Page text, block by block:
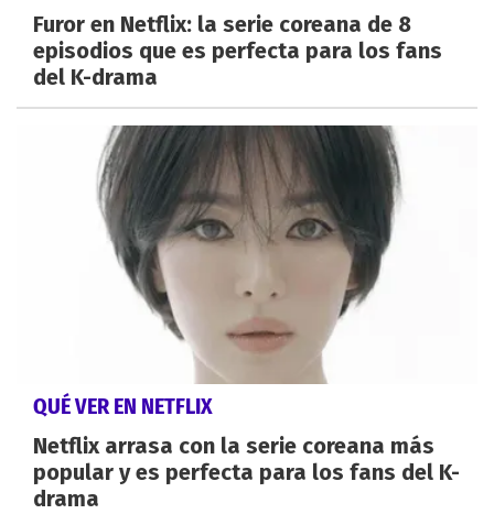
Furor en Netflix: la serie coreana de 8
episodios que es perfecta para los fans
del K-drama
QUÉ VER EN NETFLIX
Netflix arrasa con la serie coreana más
popular y es perfecta para los fans del K-
drama